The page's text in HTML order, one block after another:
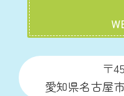
〒
愛知県名古屋